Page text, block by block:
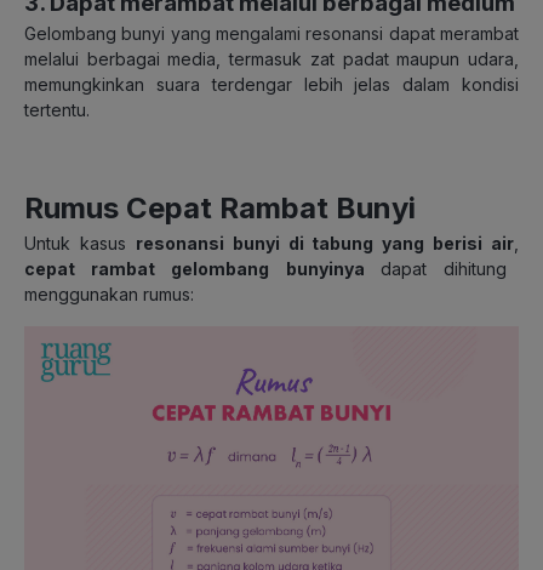
Gelombang bunyi yang mengalami resonansi dapat merambat
melalui berbagai media, termasuk zat padat maupun udara,
memungkinkan suara terdengar lebih jelas dalam kondisi
tertentu.
Rumus Cepat Rambat Bunyi
Untuk kasus resonansi bunyi di tabung yang berisi air
cepat rambat gelombang bunyinya dapat dihitung
menggunakan rumus: